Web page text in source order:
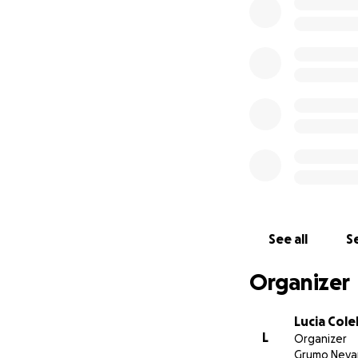
See all
Organizer
L
Lucia
Organizer
Grumo